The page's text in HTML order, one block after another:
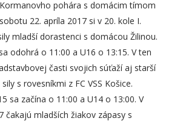
pohára s domácim tímom
22. apríla 2017 si v 20. kole I.
mladší dorastenci s domácou Žilinou.
odohrá o 11:00 a U16 o 13:15. V ten
časti svojich súťaží aj starší
s rovesníkmi z FC VSS Košice.
sa začína o 11:00 a U14 o 13:00. V
čakajú mladších žiakov zápasy s